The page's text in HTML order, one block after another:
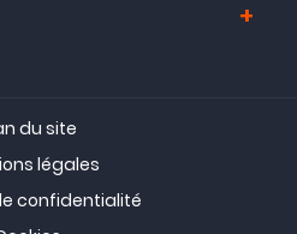
du site
légales
confidentialité